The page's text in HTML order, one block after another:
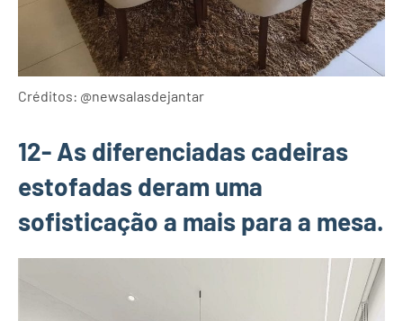
Créditos: @newsalasdejantar
12- As diferenciadas cadeiras
estofadas deram uma
sofisticação a mais para a mesa.